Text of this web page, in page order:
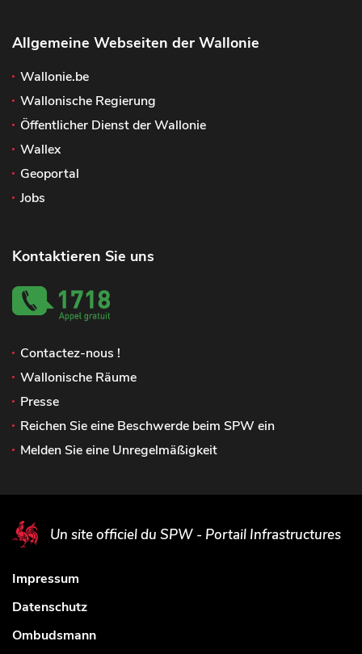
Allgemeine Webseiten der Wallonie
Wallonie.be
Wallonische Regierung
Öffentlicher Dienst der Wallonie
Wallex
Geoportal
Jobs
Kontaktieren Sie uns
Contactez-nous !
Wallonische Räume
Presse
Reichen Sie eine Beschwerde beim SPW ein
Melden Sie eine Unregelmäßigkeit
Un site officiel du SPW - Portail Infrastructures
Impressum
Datenschutz
Ombudsmann